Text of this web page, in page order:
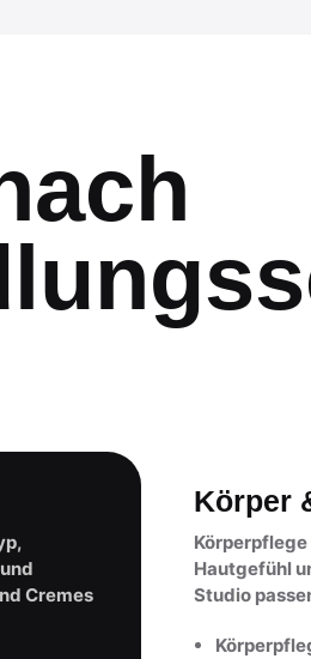
Cremes
Körper
Hautgefühl
Studio